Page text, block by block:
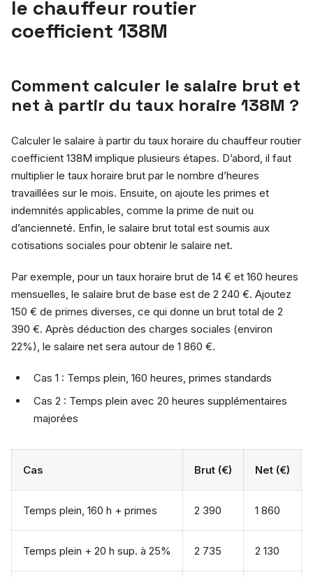
le chauffeur routier
coefficient 138M
Comment calculer le salaire brut et
net à partir du taux horaire 138M ?
Calculer le salaire à partir du taux horaire du chauffeur routier
coefficient 138M implique plusieurs étapes. D’abord, il faut
multiplier le taux horaire brut par le nombre d’heures
travaillées sur le mois. Ensuite, on ajoute les primes et
indemnités applicables, comme la prime de nuit ou
d’ancienneté. Enfin, le salaire brut total est soumis aux
cotisations sociales pour obtenir le salaire net.
Par exemple, pour un taux horaire brut de 14 € et 160 heures
mensuelles, le salaire brut de base est de 2 240 €. Ajoutez
150 € de primes diverses, ce qui donne un brut total de 2
390 €. Après déduction des charges sociales (environ
22%), le salaire net sera autour de 1 860 €.
Cas 1 : Temps plein, 160 heures, primes standards
Cas 2 : Temps plein avec 20 heures supplémentaires
majorées
Cas Brut (€) Net (€)
Temps plein, 160 h + primes 2 390 1 860
Temps plein + 20 h sup. à 25% 2 735 2 130